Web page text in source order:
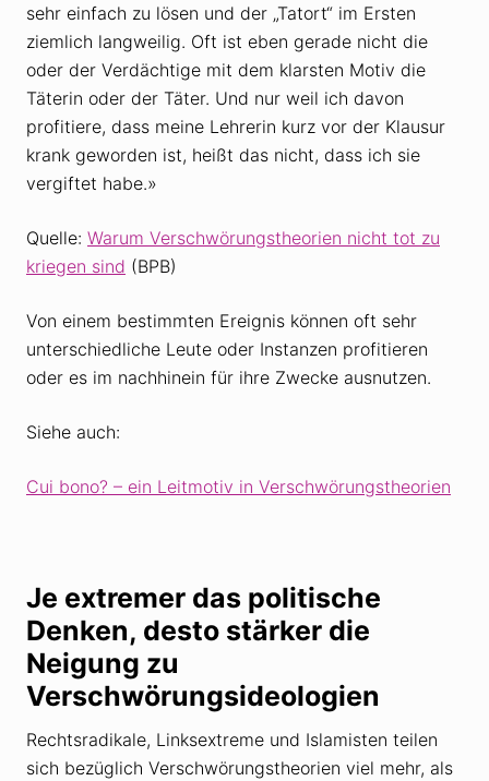
sehr einfach zu lösen und der „Tatort“ im Ersten
ziemlich langweilig. Oft ist eben gerade nicht die
oder der Verdächtige mit dem klarsten Motiv die
Täterin oder der Täter. Und nur weil ich davon
profitiere, dass meine Lehrerin kurz vor der Klausur
krank geworden ist, heißt das nicht, dass ich sie
vergiftet habe.»
Quelle: Warum Verschwörungstheorien nicht tot zu
kriegen sind (BPB)
Von einem bestimmten Ereignis können oft sehr
unterschiedliche Leute oder Instanzen profitieren
oder es im nachhinein für ihre Zwecke ausnutzen.
Siehe auch:
Cui bono? – ein Leitmotiv in Verschwörungstheorien
Je extremer das politische
Denken, desto stärker die
Neigung zu
Verschwörungsideologien
Rechtsradikale, Linksextreme und Islamisten teilen
sich bezüglich Verschwörungstheorien viel mehr, als